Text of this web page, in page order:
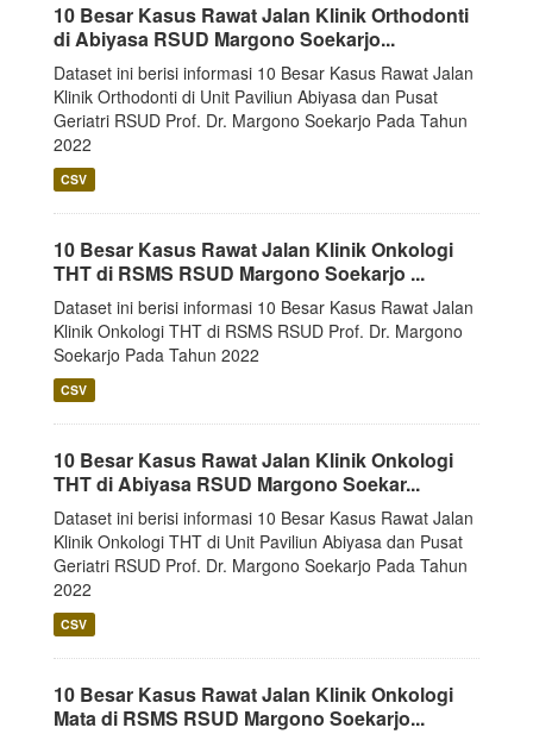
10 Besar Kasus Rawat Jalan Klinik Orthodonti
di Abiyasa RSUD Margono Soekarjo...
Dataset ini berisi informasi 10 Besar Kasus Rawat Jalan
Klinik Orthodonti di Unit Paviliun Abiyasa dan Pusat
Geriatri RSUD Prof. Dr. Margono Soekarjo Pada Tahun
2022
CSV
10 Besar Kasus Rawat Jalan Klinik Onkologi
THT di RSMS RSUD Margono Soekarjo ...
Dataset ini berisi informasi 10 Besar Kasus Rawat Jalan
Klinik Onkologi THT di RSMS RSUD Prof. Dr. Margono
Soekarjo Pada Tahun 2022
CSV
10 Besar Kasus Rawat Jalan Klinik Onkologi
THT di Abiyasa RSUD Margono Soekar...
Dataset ini berisi informasi 10 Besar Kasus Rawat Jalan
Klinik Onkologi THT di Unit Paviliun Abiyasa dan Pusat
Geriatri RSUD Prof. Dr. Margono Soekarjo Pada Tahun
2022
CSV
10 Besar Kasus Rawat Jalan Klinik Onkologi
Mata di RSMS RSUD Margono Soekarjo...